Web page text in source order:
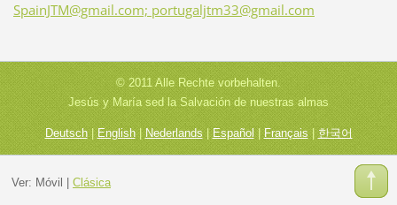
SpainJTM@gmail.com; portugaljtm33@gmail.com
© 2011 Alle Rechte vorbehalten.
Jesús y María sed la Salvación de nuestras almas
Deutsch|English| Nederlands| Español |Français|한국어
Ver: Móvil | Clásica